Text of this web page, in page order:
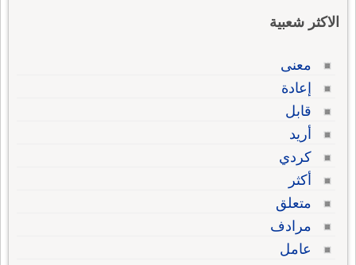
الاكثر شعبية
معنى
إعادة
قابل
أريد
كردي
أكثر
متعلق
مرادف
عامل